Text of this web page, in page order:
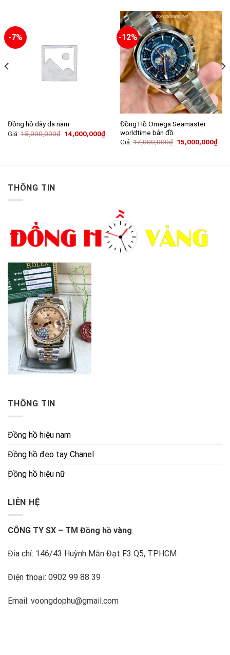
-7%
Đồng hồ dây da nam
Giá:15,000,000₫ 14,000,000₫
-12%
Đồng Hồ Omega Seamaster
worldtime bản đồ
Giá:17,000,000₫ 15,000,000₫
THÔNG TIN
THÔNG TIN
Đồng hồ hiệu nam
Đồng hồ đeo tay Chanel
Đồng hồ hiệu nữ
LIÊN HỆ
CÔNG TY SX – TM Đồng hồ vàng
Đỉa chỉ: 146/43 Huỳnh Mẫn Đạt F3 Q5, TPHCM
Điện thoại: 0902 99 88 39
Email: voongdophu@gmail.com